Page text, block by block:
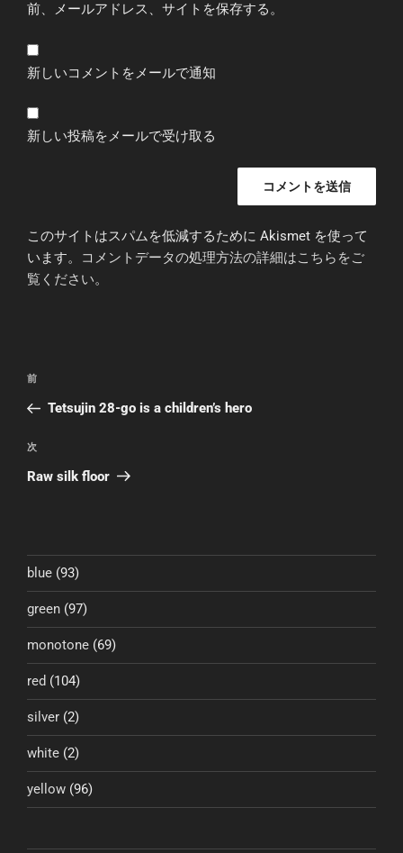
前、メールアドレス、サイトを保存する。
新しいコメントをメールで通知
新しい投稿をメールで受け取る
このサイトはスパムを低減するために Akismet を使って
います。
コメントデータの処理方法の詳細はこちらをご
覧ください。
投
ナ
ビ
ゲ
ン
前
の
稿
前
Tetsujin 28-go is a children’s hero
次
の
次
Raw silk floor
blue (93)
green (97)
monotone (69)
red (104)
silver (2)
white (2)
yellow (96)